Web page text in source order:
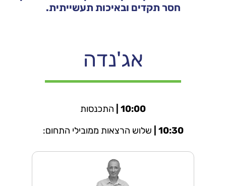
חסר תקדים ובאיכות תעשייתית.
אג'נדה
10:00 |
התכנסות
10:30 |
שלוש הרצאות ממובילי התחום: